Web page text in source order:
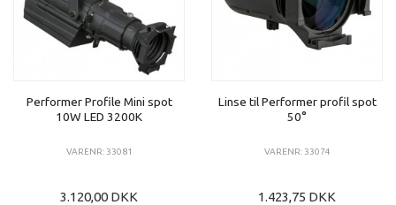
Performer Profile Mini spot
10W LED 3200K
VARENR: 33081
3.120,00 DKK
Linse til Performer profil spot
50°
VARENR: 33074
1.423,75 DKK